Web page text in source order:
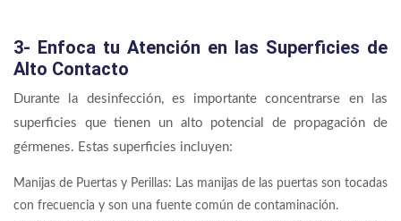
3- Enfoca tu Atención en las Superficies de
Alto Contacto
Durante la desinfección, es importante concentrarse en las
superficies que tienen un alto potencial de propagación de
gérmenes. Estas superficies incluyen:
Manijas de Puertas y Perillas: Las manijas de las puertas son tocadas
con frecuencia y son una fuente común de contaminación.